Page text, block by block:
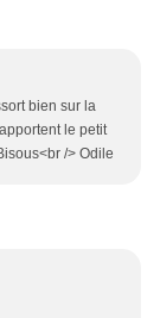
bien sur la
le petit
/> Odile